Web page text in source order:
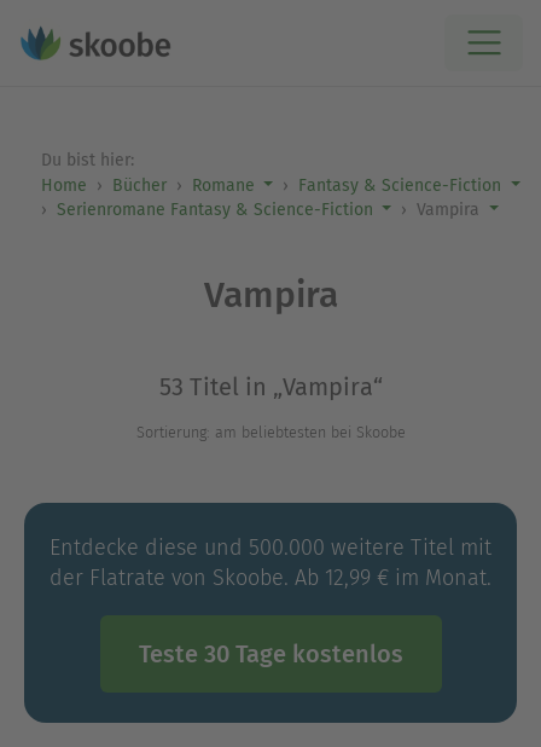
Du bist hier:
Home
Bücher Romane
Fantasy & Science-Fiction
Serienromane Fantasy & Science-Fiction
Vampira
Vampira
53 Titel in „Vampira“
Sortierung: am beliebtesten bei Skoobe
Entdecke diese und 500.000 weitere Titel mit
der Flatrate von Skoobe. Ab 12,99 € im Monat.
Teste 30 Tage kostenlos